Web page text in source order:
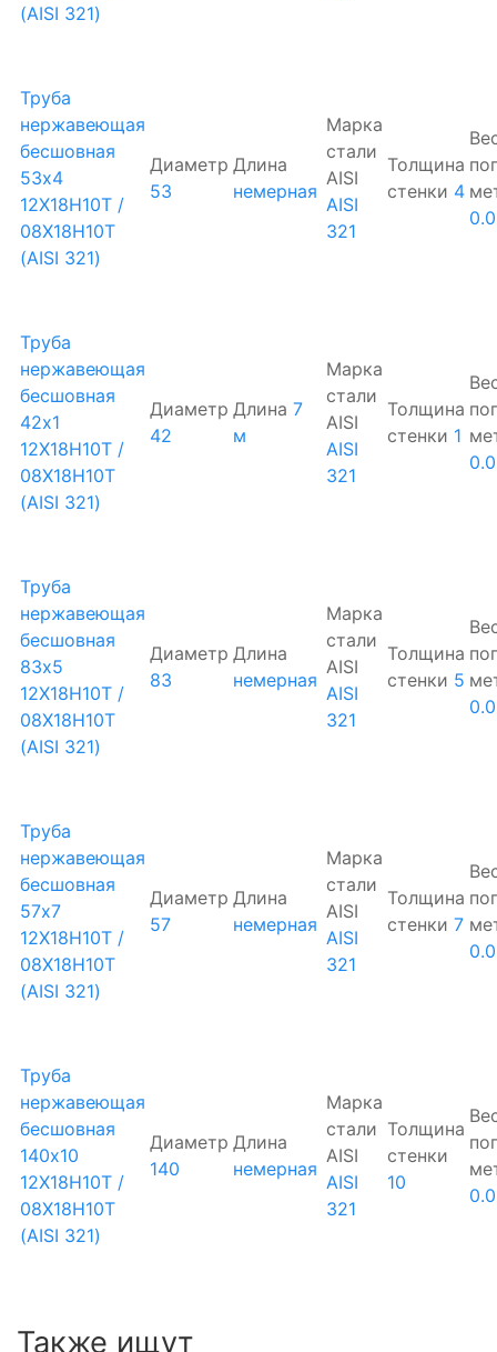
(AISI 321)
Труба
нержавеющая
бесшовная
53х4
12Х18Н10Т /
08Х18Н10Т
(AISI 321)
Диаметр
53
Длина
немерная
Марка
стали
AISI
AISI
321
Толщина
стенки 4
Труба
нержавеющая
бесшовная
42х1
12Х18Н10Т /
08Х18Н10Т
(AISI 321)
Диаметр
42
Длина 7
м
Марка
стали
AISI
AISI
321
Толщина
стенки 1
Труба
нержавеющая
бесшовная
83х5
12Х18Н10Т /
08Х18Н10Т
(AISI 321)
Диаметр
83
Длина
немерная
Марка
стали
AISI
AISI
321
Толщина
стенки 5
Труба
нержавеющая
бесшовная
57х7
12Х18Н10Т /
08Х18Н10Т
(AISI 321)
Диаметр
57
Длина
немерная
Марка
стали
AISI
AISI
321
Толщина
стенки 7
Труба
нержавеющая
бесшовная
140х10
12Х18Н10Т /
08Х18Н10Т
(AISI 321)
Диаметр
140
Длина
немерная
Марка
стали
AISI
AISI
321
Толщина
стенки
10
Также ищут